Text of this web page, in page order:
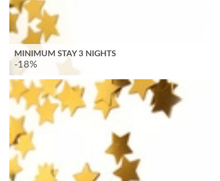
MINIMUM STAY 3 NIGHTS
-18%